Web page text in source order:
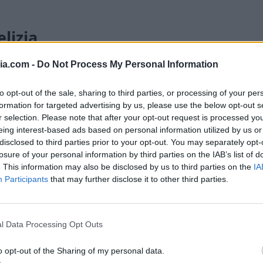
- Do Not Process My Personal Information
opt-out of the sale, sharing to third parties, or processing of your
for targeted advertising by us, please use the below opt-out
selection. Please note that after your opt-out request is processed
interest-based ads based on personal information utilized by us
to third parties prior to your opt-out. You may separately
of your personal information by third parties on the IAB’s list of
This information may also be disclosed by us to third parties on the
Participants that may further disclose it to other third parties.
Data Processing Opt Outs
opt-out of the Sharing of my personal data.
a ogni momento della giornata. È
hai voglia di qualcosa di cremoso ma
dopo cena, magari accompagnata
diverso dal solitoo come antipasto
per la variante dolce, diventa uno dei
pasto in bellezza.
keto all’avocado, non dimenticare di
taggandomi nelle storie. Puoi trovarmi